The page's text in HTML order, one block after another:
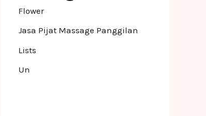
Flower
Jasa Pijat Massage Panggilan
Lists
Un